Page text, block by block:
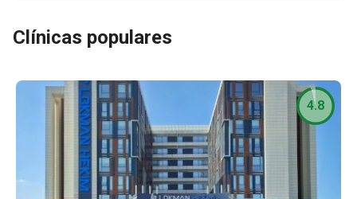
Clínicas populares
4.8